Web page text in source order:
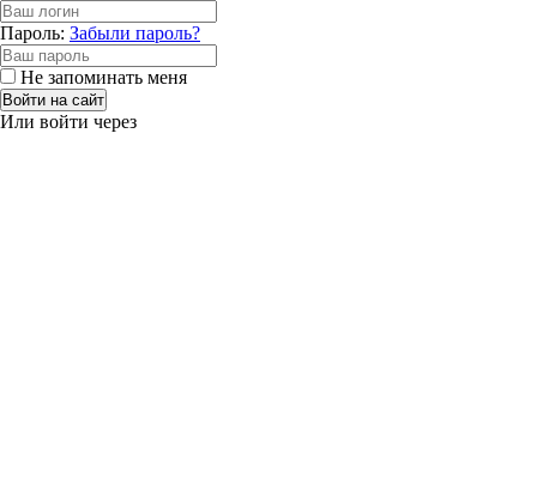
Пароль: Забыли пароль?
Не запоминать меня
Войти на сайт
Или войти через